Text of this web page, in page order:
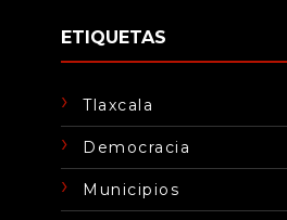
ETIQUETAS
Tlaxcala
Democracia
Municipios